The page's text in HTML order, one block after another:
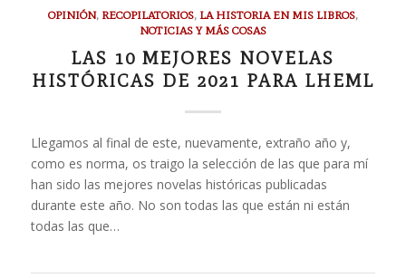
OPINIÓN, RECOPILATORIOS, LA HISTORIA EN MIS LIBROS,
NOTICIAS Y MÁS COSAS
LAS 10 MEJORES NOVELAS
HISTÓRICAS DE 2021 PARA LHEML
Llegamos al final de este, nuevamente, extraño año y,
como es norma, os traigo la selección de las que para mí
han sido las mejores novelas históricas publicadas
durante este año. No son todas las que están ni están
todas las que…